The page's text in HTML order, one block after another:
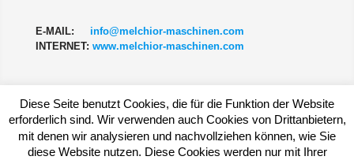
E-MAIL: info@melchior-maschinen.com
INTERNET: www.melchior-maschinen.com
© 2026 MELCHIOR MASCHINEN E.K.
Diese Seite benutzt Cookies, die für die Funktion der Website
erforderlich sind. Wir verwenden auch Cookies von Drittanbietern,
mit denen wir analysieren und nachvollziehen können, wie Sie
diese Website nutzen. Diese Cookies werden nur mit Ihrer